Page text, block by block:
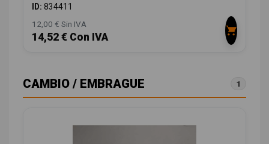
ID: 834411
12,00 € Sin IVA
14,52 € Con IVA
CAMBIO / EMBRAGUE 1